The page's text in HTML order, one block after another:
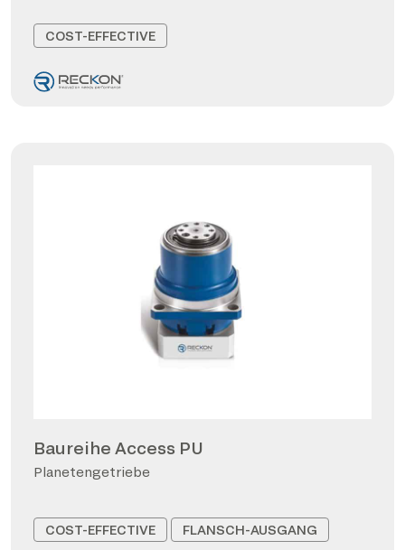
COST-EFFECTIVE
Baureihe Access PU
Planetengetriebe
COST-EFFECTIVE FLANSCH-AUSGANG